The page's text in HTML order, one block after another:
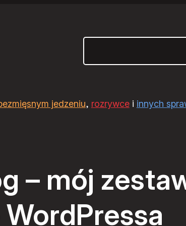
jedzeniu, rozrywcei innych
– mój